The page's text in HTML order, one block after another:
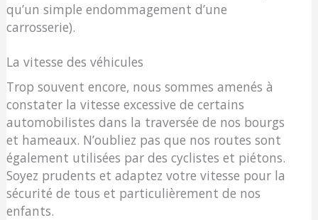
qu’un simple endommagement d’une
carrosserie).
La vitesse des véhicules
Trop souvent encore, nous sommes amenés à
constater la vitesse excessive de certains
automobilistes dans la traversée de nos bourgs
et hameaux. N’oubliez pas que nos routes sont
également utilisées par des cyclistes et piétons.
Soyez prudents et adaptez votre vitesse pour la
sécurité de tous et particulièrement de nos
enfants.